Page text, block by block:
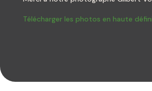
Télécharger les photos en haute